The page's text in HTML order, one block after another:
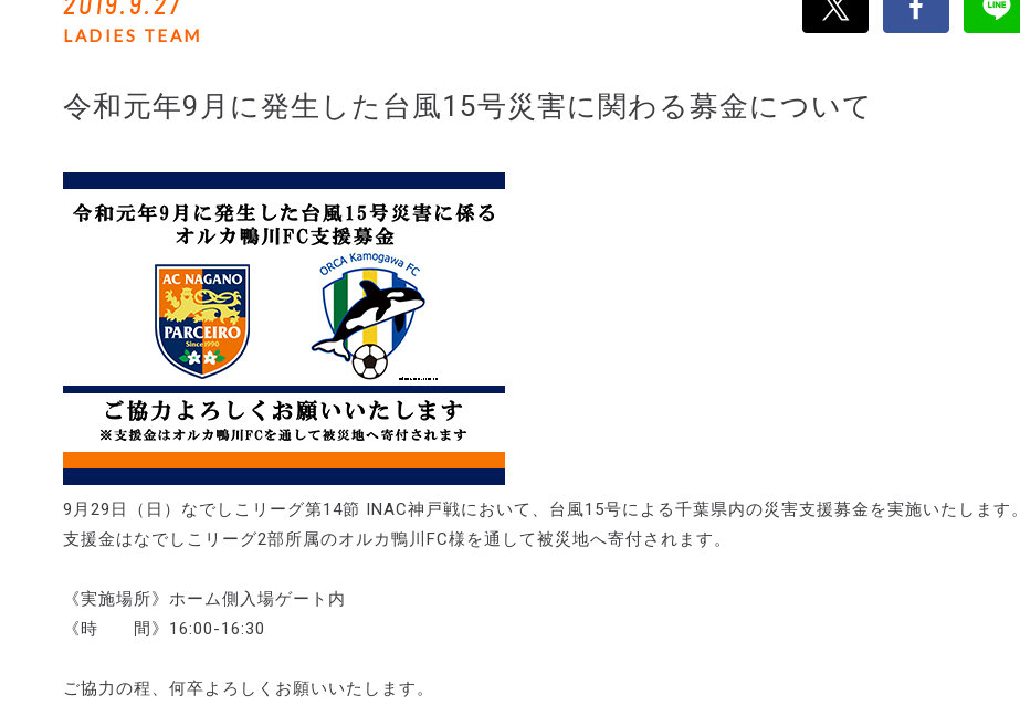
LADIES TEAM
令和元年9月に発生した台風15号災害に関わる募金について
9月29日（日）なでしこリーグ第14節 INAC神戸戦において、台風15号による千葉県内の災害支援募金を実施いたします。
支援金はなでしこリーグ2部所属のオルカ鴨川FC様を通して被災地へ寄付されます。
《実施場所》ホーム側入場ゲート内
《時 間》16:00-16:30
ご協力の程、何卒よろしくお願いいたします。